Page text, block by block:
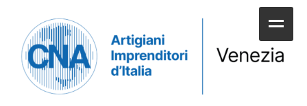
HOME